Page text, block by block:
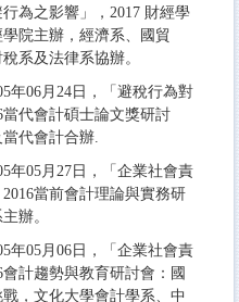
為之影響」，2017 財經學
院主辦，經濟系、國貿
系及法律系協辦。
年06月24日，「避稅行為對
代會計碩士論文獎研討
代會計合辦.
年05月27日，「企業社會責
當前會計理論與實務研
辦。
年05月06日，「企業社會責
計趨勢與教育研討會：國
，文化大學會計學系、中